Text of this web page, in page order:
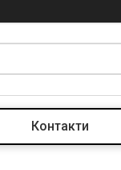
Контакти